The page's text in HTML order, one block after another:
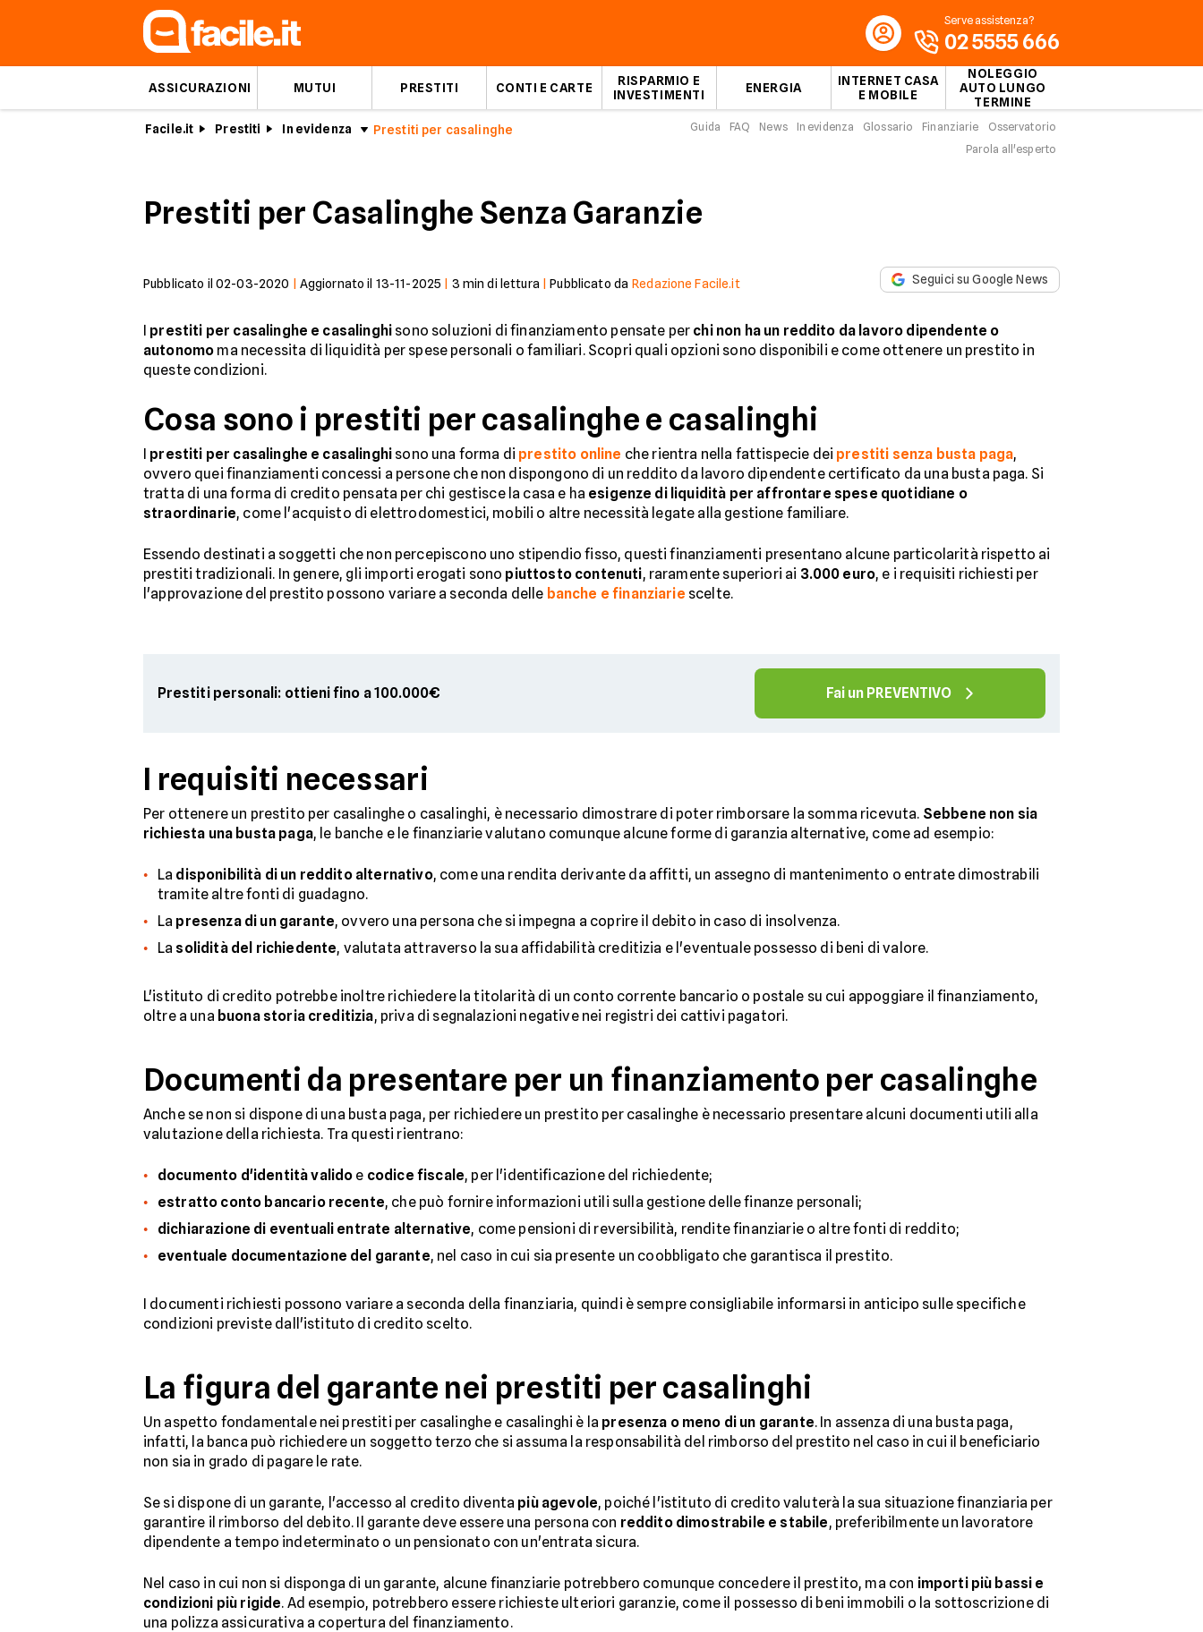
ASSICURAZIONI MUTUI PRESTITI CONTI E CARTE
RISPARMIO E
INVESTIMENTI
ENERGIA
INTERNET CASA
E MOBILE
NOLEGGIO
AUTO LUNGO
TERMINE
Serve assistenza?
02 5555 666
Facile.it Prestiti In evidenza Prestiti per casalinghe Guida FAQ News In evidenza Glossario Finanziarie
Osservatorio
Parola all'esperto
Prestiti per Casalinghe Senza Garanzie
Pubblicato il 02-03-2020 Aggiornato il 13-11-2025 3 min di lettura |Pubblicato da Redazione Facile.it Seguici su Google News
I prestiti per casalinghe e casalinghi sono soluzioni di finanziamento pensate per chi non ha un reddito da lavoro dipendente o
autonomo ma necessita di liquidità per spese personali o familiari. Scopri quali opzioni sono disponibili e come ottenere un prestito in
queste condizioni.
Cosa sono i prestiti per casalinghe e casalinghi
I prestiti per casalinghe e casalinghi sono una forma di prestito online che rientra nella fattispecie dei prestiti senza busta paga,
ovvero quei finanziamenti concessi a persone che non dispongono di un reddito da lavoro dipendente certificato da una busta paga. Si
tratta di una forma di credito pensata per chi gestisce la casa e ha esigenze di liquidità per affrontare spese quotidiane o
straordinarie, come l'acquisto di elettrodomestici, mobili o altre necessità legate alla gestione familiare.
Essendo destinati a soggetti che non percepiscono uno stipendio fisso, questi finanziamenti presentano alcune particolarità rispetto ai
prestiti tradizionali. In genere, gli importi erogati sono piuttosto contenuti, raramente superiori ai 3.000 euro, e i requisiti richiesti per
l'approvazione del prestito possono variare a seconda delle banche e finanziarie scelte.
Prestiti personali: ottieni fino a 100.000€ Fai un PREVENTIVO
I requisiti necessari
Per ottenere un prestito per casalinghe o casalinghi, è necessario dimostrare di poter rimborsare la somma ricevuta. Sebbene non sia
richiesta una busta paga, le banche e le finanziarie valutano comunque alcune forme di garanzia alternative, come ad esempio:
La disponibilità di un reddito alternativo, come una rendita derivante da affitti, un assegno di mantenimento o entrate dimostrabili
tramite altre fonti di guadagno.
La presenza di un garante, ovvero una persona che si impegna a coprire il debito in caso di insolvenza.
La solidità del richiedente, valutata attraverso la sua affidabilità creditizia e l'eventuale possesso di beni di valore.
L'istituto di credito potrebbe inoltre richiedere la titolarità di un conto corrente bancario o postale su cui appoggiare il finanziamento,
oltre a una buona storia creditizia, priva di segnalazioni negative nei registri dei cattivi pagatori.
Documenti da presentare per un finanziamento per casalinghe
Anche se non si dispone di una busta paga, per richiedere un prestito per casalinghe è necessario presentare alcuni documenti utili alla
valutazione della richiesta. Tra questi rientrano:
documento d'identità valido e codice fiscale, per l'identificazione del richiedente;
estratto conto bancario recente, che può fornire informazioni utili sulla gestione delle finanze personali;
dichiarazione di eventuali entrate alternative, come pensioni di reversibilità, rendite finanziarie o altre fonti di reddito;
eventuale documentazione del garante, nel caso in cui sia presente un coobbligato che garantisca il prestito.
I documenti richiesti possono variare a seconda della finanziaria, quindi è sempre consigliabile informarsi in anticipo sulle specifiche
condizioni previste dall'istituto di credito scelto.
La figura del garante nei prestiti per casalinghi
Un aspetto fondamentale nei prestiti per casalinghe e casalinghi è la presenza o meno di un garante. In assenza di una busta paga,
infatti, la banca può richiedere un soggetto terzo che si assuma la responsabilità del rimborso del prestito nel caso in cui il beneficiario
non sia in grado di pagare le rate.
Se si dispone di un garante, l'accesso al credito diventa più agevole, poiché l'istituto di credito valuterà la sua situazione finanziaria per
garantire il rimborso del debito. Il garante deve essere una persona con reddito dimostrabile e stabile, preferibilmente un lavoratore
dipendente a tempo indeterminato o un pensionato con un'entrata sicura.
Nel caso in cui non si disponga di un garante, alcune finanziarie potrebbero comunque concedere il prestito, ma con importi più bassi e
condizioni più rigide. Ad esempio, potrebbero essere richieste ulteriori garanzie, come il possesso di beni immobili o la sottoscrizione di
una polizza assicurativa a copertura del finanziamento.